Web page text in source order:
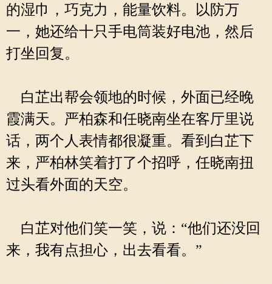
的湿巾，巧克力，能量饮料。以防万
一，她还给十只手电筒装好电池，然后
打坐回复。
白芷出帮会领地的时候，外面已经晚
霞满天。严柏森和任晓南坐在客厅里说
话，两个人表情都很凝重。看到白芷下
来，严柏林笑着打了个招呼，任晓南扭
过头看外面的天空。
白芷对他们笑一笑，说：“他们还没回
来，我有点担心，出去看看。”